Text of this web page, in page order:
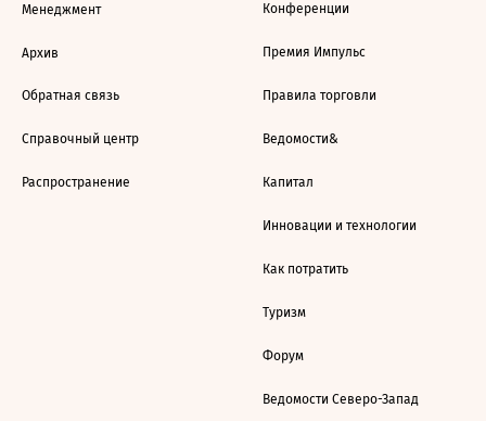
Менеджмент
Архив
Обратная связь
Справочный центр
Распространение
Конференции
Премия Импульс
Правила торговли
Ведомости&
Капитал
Инновации и технологии
Как потратить
Туризм
Форум
Ведомости Северо-Запад